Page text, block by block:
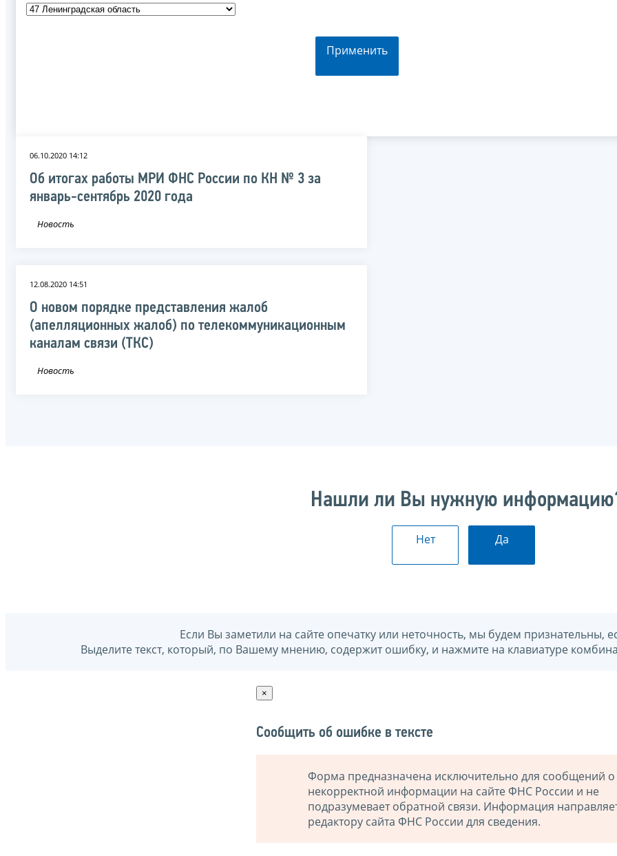
Применить
06.10.2020 14:12
Об итогах работы МРИ ФНС России по КН № 3 за
январь-сентябрь 2020 года
Новость
12.08.2020 14:51
О новом порядке представления жалоб
(апелляционных жалоб) по телекоммуникационным
каналам связи (ТКС)
Новость
Нашли ли Вы нужную
Нет Да
Если Вы заметили на сайте опечатку или неточность, мы будем признательны,
Выделите текст, который, по Вашему мнению, содержит ошибку, и нажмите на клавиатуре
×
Сообщить об ошибке в тексте
Форма предназначена исключительно для сообщений о
некорректной информации на сайте ФНС России и не
подразумевает обратной связи. Информация
редактору сайта ФНС России для сведения.